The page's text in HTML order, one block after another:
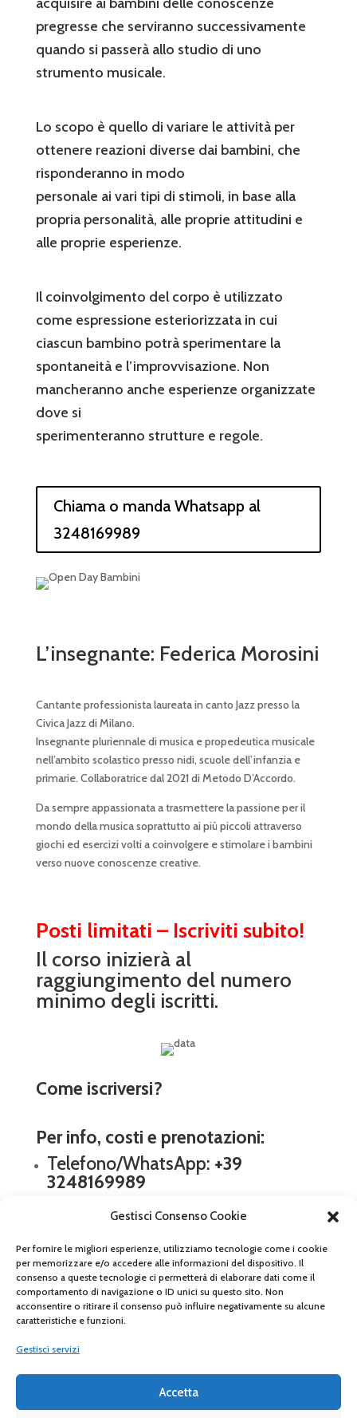
Gestisci Consenso Cookie
Per fornire le migliori esperienze, utilizziamo tecnologie come i cookie
per memorizzare e/o accedere alle informazioni del dispositivo. Il
consenso a queste tecnologie ci permetterà di elaborare dati come il
comportamento di navigazione o ID unici su questo sito. Non
acconsentire o ritirare il consenso può influire negativamente su alcune
caratteristiche e funzioni.
Gestisci servizi
Accetta
pregresse che serviranno successivamente
quando si passerà allo studio di uno
strumento musicale.
Lo scopo è quello di variare le attività per
ottenere reazioni diverse dai bambini, che
risponderanno in modo
personale ai vari tipi di stimoli, in base alla
propria personalità, alle proprie attitudini e
alle proprie esperienze.
Il coinvolgimento del corpo è utilizzato
come espressione esteriorizzata in cui
ciascun bambino potrà sperimentare la
spontaneità e l’improvvisazione. Non
mancheranno anche esperienze organizzate
dove si
sperimenteranno strutture e regole.
Chiama o manda Whatsapp al
3248169989
L’insegnante: Federica Morosini
Cantante professionista laureata in canto Jazz presso la
Civica Jazz di Milano.
Insegnante pluriennale di musica e propedeutica musicale
nell’ambito scolastico presso nidi, scuole dell’infanzia e
primarie. Collaboratrice dal 2021 di Metodo D’Accordo.
Da sempre appassionata a trasmettere la passione per il
mondo della musica soprattutto ai più piccoli attraverso
giochi ed esercizi volti a coinvolgere e stimolare i bambini
verso nuove conoscenze creative.
Posti limitati – Iscriviti subito!
Il corso inizierà al
raggiungimento del numero
minimo degli iscritti.
Come iscriversi?
Per info, costi e prenotazioni:
Telefono/WhatsApp: +39
3248169989
corsi@soundworkshop.it
Dove trovarci:
Sound Workshop – Via Galileo
Galilei, 36 Monza